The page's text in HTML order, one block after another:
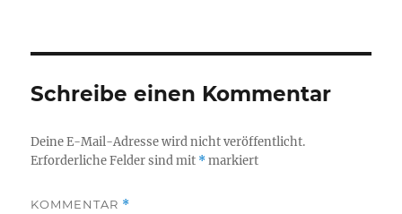
Schreibe einen Kommentar
Deine E-Mail-Adresse wird nicht veröffentlicht.
Erforderliche Felder sind mit *markiert
KOMMENTAR *